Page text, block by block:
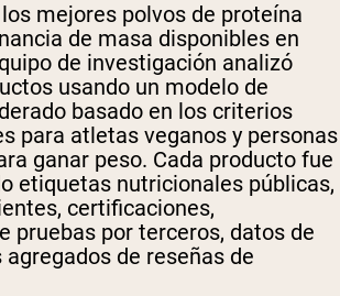
mejores polvos de proteína
de masa disponibles en
de investigación analizó
usando un modelo de
basado en los criterios
para atletas veganos y personas
ganar peso. Cada producto fue
etiquetas nutricionales públicas,
certificaciones,
pruebas por terceros, datos de
de reseñas de